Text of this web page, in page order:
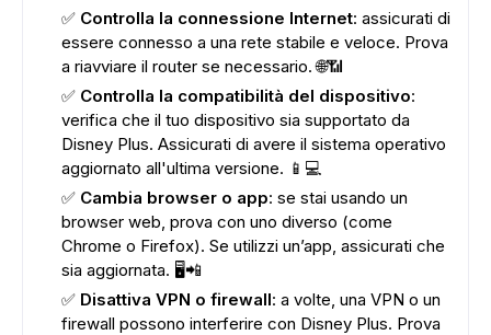
✅ Controlla la connessione Internet: assicurati di
essere connesso a una rete stabile e veloce. Prova
a riavviare il router se necessario. 🌐📶
✅ Controlla la compatibilità del dispositivo:
verifica che il tuo dispositivo sia supportato da
Disney Plus. Assicurati di avere il sistema operativo
aggiornato all'ultima versione. 📱💻
✅ Cambia browser o app: se stai usando un
browser web, prova con uno diverso (come
Chrome o Firefox). Se utilizzi un’app, assicurati che
sia aggiornata. 🖥️📲
✅ Disattiva VPN o firewall: a volte, una VPN o un
firewall possono interferire con Disney Plus. Prova